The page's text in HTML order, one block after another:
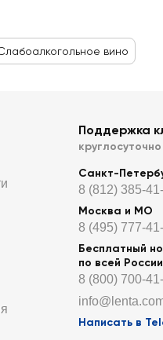
вино
Поддержка
круглосуточно
Санкт-
8 (812) 385-41-
Москва и МО
8 (495) 777-41-
Бесплатный
по всей России
8 (800) 700-41-
Написать в